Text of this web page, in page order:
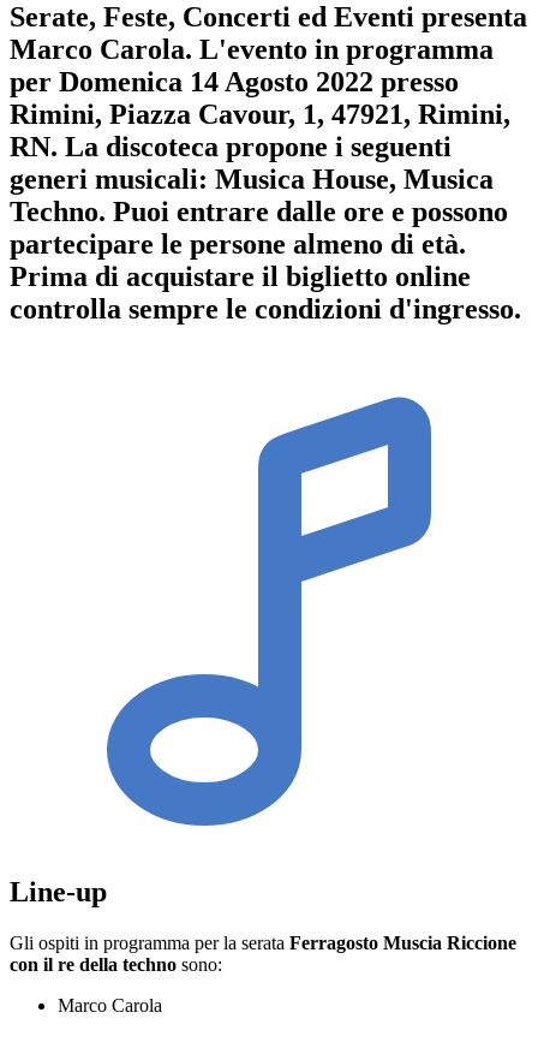
Serate, Feste, Concerti ed Eventi presenta
Marco Carola. L'evento in programma
per Domenica 14 Agosto 2022 presso
Rimini, Piazza Cavour, 1, 47921, Rimini,
RN. La discoteca propone i seguenti
generi musicali: Musica House, Musica
Techno. Puoi entrare dalle ore e possono
partecipare le persone almeno di età.
Prima di acquistare il biglietto online
controlla sempre le condizioni d'ingresso.
Line-up
Gli ospiti in programma per la serata Ferragosto Muscia Riccione
con il re della techno sono:
Marco Carola